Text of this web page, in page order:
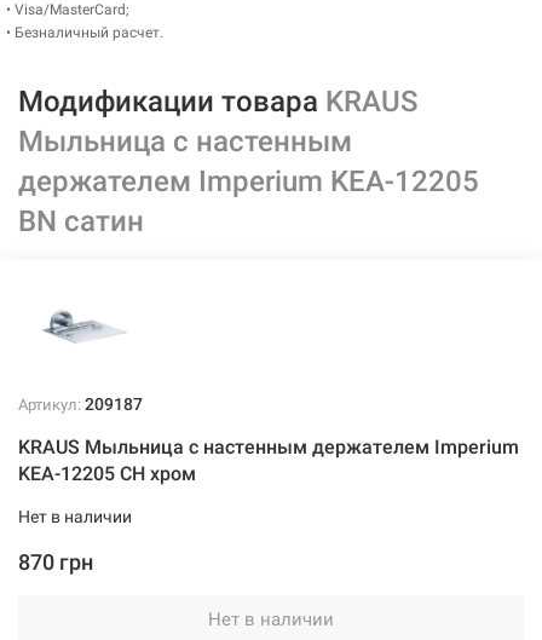
• Visa/MasterCard;
• Безналичный расчет.
Модификации товара KRAUS
Мыльница с настенным
держателем Imperium KEA-12205
BN сатин
Артикул: 209187
KRAUS Мыльница с настенным держателем Imperium
KEA-12205 CH хром
Нет в наличии
870 грн
Нет в наличии